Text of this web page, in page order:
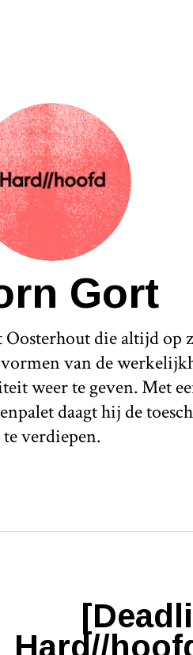
Gort
die altijd op
van de
weer te geven. Met
daagt hij de
te verdiepen.
Hard//